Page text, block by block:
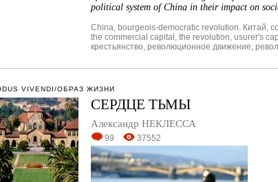
political system of China in their impact on
China, bourgeois-democratic revolution. Китай,
the commercial capital , the revolution, usurer's
крестьянство, революционное движение,
VIVENDI/ОБРАЗ ЖИЗНИ
СЕРДЦЕ ТЬМЫ
Александр НЕКЛЕССА
99 37552